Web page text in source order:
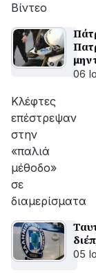
Βίντεο
μην
06
Κλέφτες
επέστρεψαν
στην
«παλιά
μέθοδο»
σε
διαμερίσματα
05